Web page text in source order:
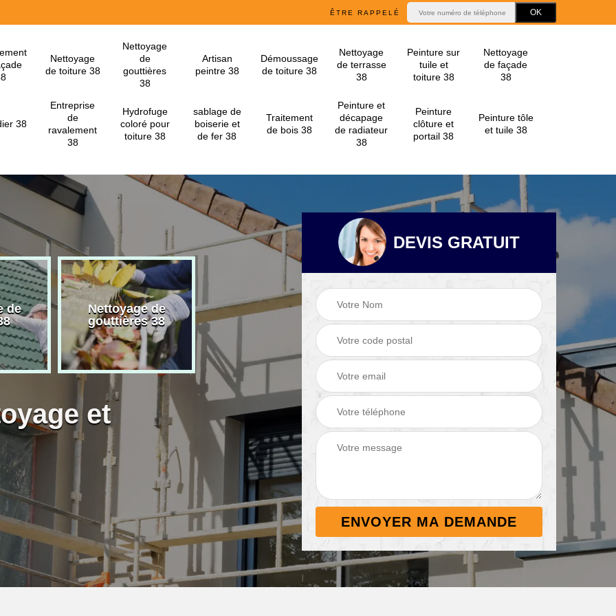
ÊTRE RAPPELÉ
Nettoyage
de toiture 38
Nettoyage
de
gouttières
38
Artisan
peintre 38
Démoussage
de toiture 38
Nettoyage
de terrasse
38
Peinture sur
tuile et
toiture 38
Nettoyage
de façade
38
38
Entreprise
de
ravalement
38
Hydrofuge
coloré pour
toiture 38
sablage de
boiserie et
de fer 38
Traitement
de bois 38
Peinture et
décapage
de radiateur
38
Peinture
clôture et
portail 38
Peinture tôle
et tuile 38
de
Nettoyage de
gouttières 38
Artisan peintre 38
Démoussage de
toiture 38
Nettoyage de
terrasse 38
et
DEVIS GRATUIT